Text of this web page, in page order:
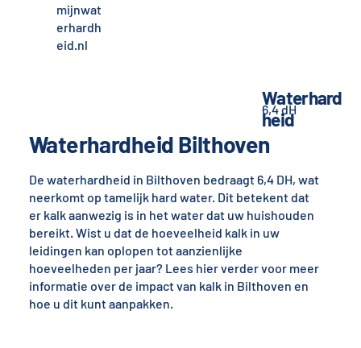
mijnwat
erhardh
eid.nl
Waterhardheid Bilthoven
De waterhardheid in Bilthoven bedraagt 6,4 DH, wat
neerkomt op tamelijk hard water. Dit betekent dat
er kalk aanwezig is in het water dat uw huishouden
bereikt. Wist u dat de hoeveelheid kalk in uw
leidingen kan oplopen tot aanzienlijke
hoeveelheden per jaar? Lees hier verder voor meer
informatie over de impact van kalk in Bilthoven en
hoe u dit kunt aanpakken.
Waterhard
heid
6,4 dH